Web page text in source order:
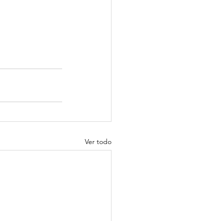
Ver todo